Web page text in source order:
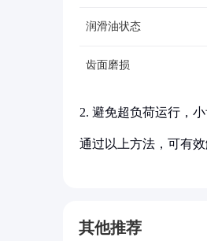
润滑油状态
齿面磨损
2. 避免超负荷运行，
通过以上方法，可有
其他推荐